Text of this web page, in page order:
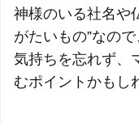
神様のいる社名や
がたいもの”なの
気持ちを忘れず、
むポイントかもし